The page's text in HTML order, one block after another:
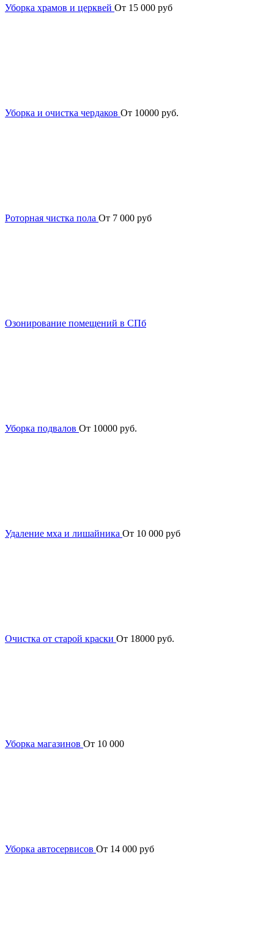
Уборка храмов и церквей От 15 000 руб
Уборка и очистка чердаков От 10000 руб.
Роторная чистка пола От 7 000 руб
Озонирование помещений в СПб
Уборка подвалов От 10000 руб.
Удаление мха и лишайника От 10 000 руб
Очистка от старой краски От 18000 руб.
Уборка магазинов От 10 000
Уборка автосервисов От 14 000 руб